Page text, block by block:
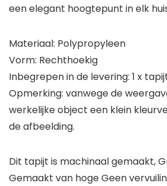
een elegant hoogtepunt in elk
Materiaal: Polypropyleen
Vorm: Rechthoekig
Inbegrepen in de levering: 1 x
Opmerking: vanwege de
werkelijke object een klein
de afbeelding.
Dit tapijt is machinaal gemaakt,
Gemaakt van hoge Geen